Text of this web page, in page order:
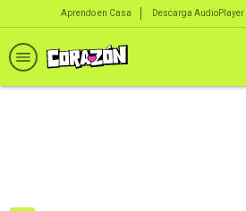
Aprendo en Casa Descarga AudioPlayer